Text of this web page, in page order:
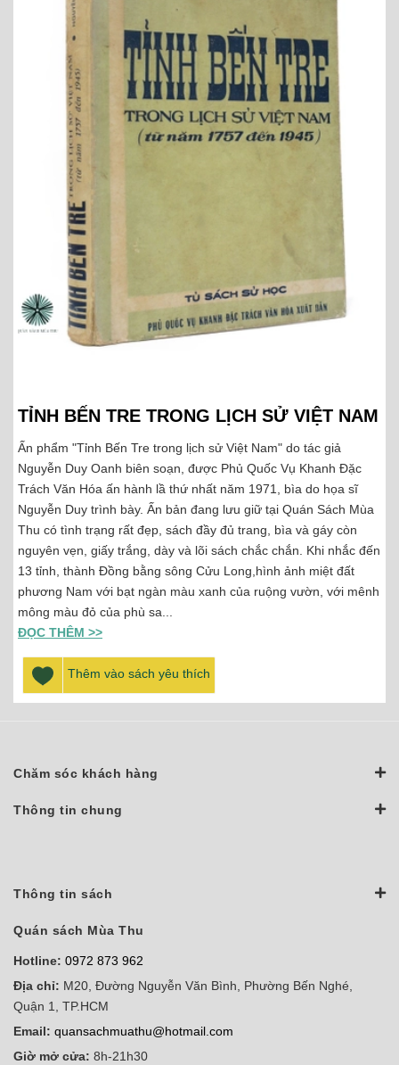
TỈNH BẾN TRE TRONG LỊCH SỬ VIỆT NAM
Ấn phẩm "Tỉnh Bến Tre trong lịch sử Việt Nam" do tác giả
Nguyễn Duy Oanh biên soạn, được Phủ Quốc Vụ Khanh Đặc
Trách Văn Hóa ấn hành lầ thứ nhất năm 1971, bìa do họa sĩ
Nguyễn Duy trình bày. Ấn bản đang lưu giữ tại Quán Sách Mùa
Thu có tình trạng rất đẹp, sách đầy đủ trang, bìa và gáy còn
nguyên vẹn, giấy trắng, dày và lõi sách chắc chắn. Khi nhắc đến
13 tỉnh, thành Đồng bằng sông Cửu Long,hình ảnh miệt đất
phương Nam với bạt ngàn màu xanh của ruộng vườn, với mênh
mông màu đỏ của phù sa...
ĐỌC THÊM >>
Thêm vào sách yêu thích
Chăm sóc khách hàng
Thông tin chung
Thông tin sách
Quán sách Mùa Thu
Hotline: 0972 873 962
Địa chỉ: M20, Đường Nguyễn Văn Bình, Phường Bến Nghé,
Quận 1, TP.HCM
Email: quansachmuathu@hotmail.com
Giờ mở cửa: 8h-21h30